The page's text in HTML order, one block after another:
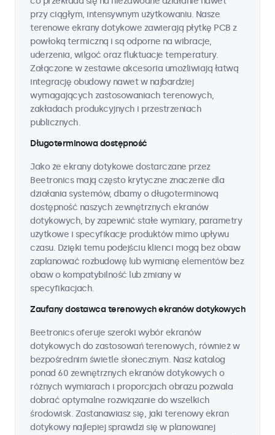
przy ciągłym, intensywnym użytkowaniu. Nasze
terenowe ekrany dotykowe zawierają płytkę PCB z
powłoką termiczną i są odporne na wibracje,
uderzenia, wilgoć oraz fluktuacje temperatury.
Załączone w zestawie akcesoria umożliwiają łatwą
integrację obudowy nawet w najbardziej
wymagających zastosowaniach terenowych,
zakładach produkcyjnych i przestrzeniach
publicznych.
Długoterminowa dostępność
Jako że ekrany dotykowe dostarczane przez
Beetronics mają często krytyczne znaczenie dla
działania systemów, dbamy o długoterminową
dostępność naszych zewnętrznych ekranów
dotykowych, by zapewnić stałe wymiary, parametry
użytkowe i specyfikacje produktów mimo upływu
czasu. Dzięki temu podejściu klienci mogą bez obaw
zaplanować rozbudowę lub wymianę elementów bez
obaw o kompatybilność lub zmiany w
specyfikacjach.
Zaufany dostawca terenowych ekranów dotykowych
Beetronics oferuje szeroki wybór ekranów
dotykowych do zastosowań terenowych, również w
bezpośrednim świetle słonecznym. Nasz katalog
ponad 60 zewnętrznych ekranów dotykowych o
różnych wymiarach i proporcjach obrazu pozwala
dobrać optymalne rozwiązanie do wszelkich
środowisk. Zastanawiasz się, jaki terenowy ekran
dotykowy najlepiej sprawdzi się w planowanej